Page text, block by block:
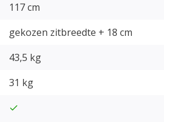
117 cm
gekozen zitbreedte + 18 cm
43,5 kg
31 kg